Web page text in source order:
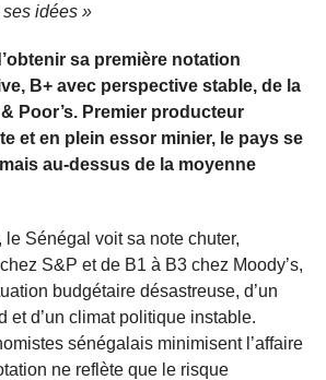
idées »
sa première notation
B+ avec perspective stable, de la
Poor’s. Premier producteur
et en plein essor minier, le pays se
au-dessus de la moyenne
le Sénégal voit sa note chuter,
S&P et de B1 à B3 chez Moody’s,
budgétaire désastreuse, d’un
et d’un climat politique instable.
sénégalais minimisent l’affaire
ne reflète que le risque